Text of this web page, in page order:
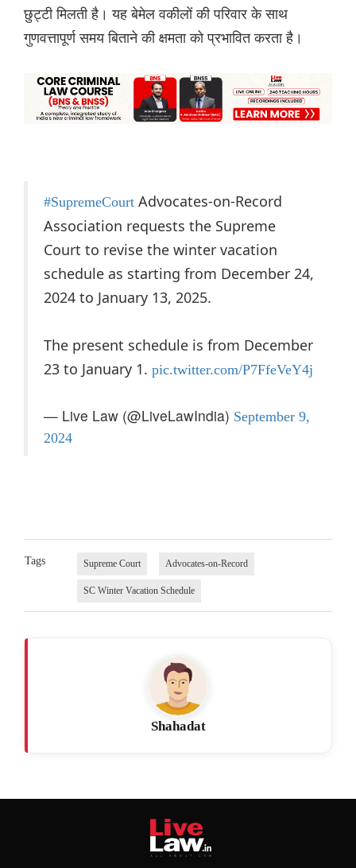
छुट्टी मिलती है। यह बेमेल वकीलों की परिवार के साथ
गुणवत्तापूर्ण समय बिताने की क्षमता को प्रभावित करता है।
#SupremeCourt Advocates-on-Record
Association requests the Supreme
Court to revise the winter vacation
schedule as starting from December 24,
2024 to January 13, 2025.
The present schedule is from December
23 to January 1. pic.twitter.com/P7FfeVeY4j
— Live Law (@LiveLawIndia) September 9,
2024
Tags Supreme Court Advocates-on-Record
SC Winter Vacation Schedule
Shahadat